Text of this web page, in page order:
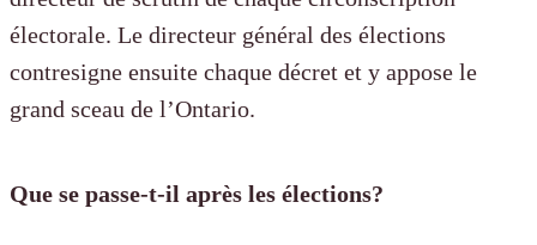
électorale. Le directeur général des élections
contresigne ensuite chaque décret et y appose le
grand sceau de l’Ontario.
Que se passe-t-il après les élections?